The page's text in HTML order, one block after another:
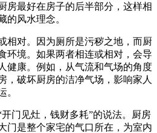
房最好在房子的后半部分，这样相
的风水理念。
相对。因为厕所是污秽之地，而厨
环境。如果两者相连或相对，会导
健康。例如，从气流和气场的角度
，破坏厨房的洁净气场，影响家人
。
门见灶，钱财多耗”的说法。厨房
门是整个家宅的气口所在，为室内